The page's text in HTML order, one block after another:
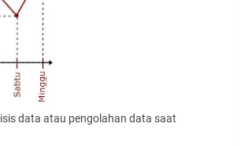
data atau pengolahan data saat